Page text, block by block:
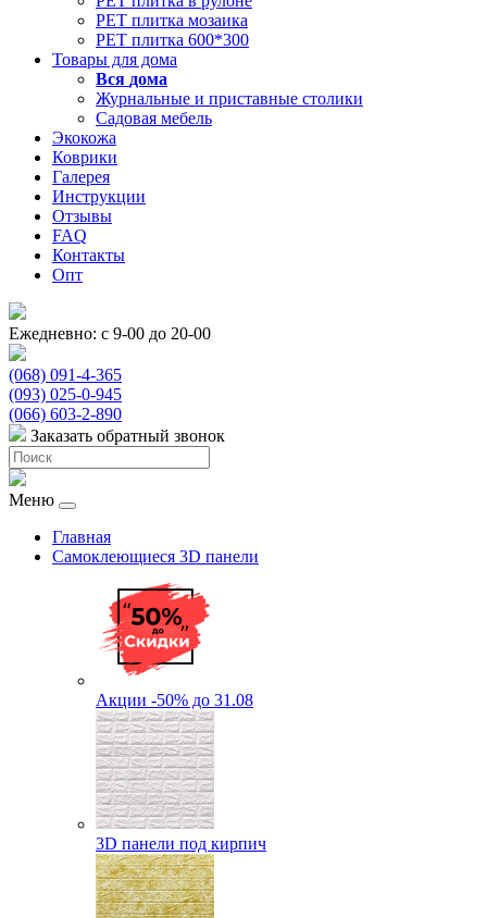
РЕТ плитка мозаика
РЕТ плитка 600*300
Товары для дома
Вся дома
Журнальные и приставные столики
Садовая мебель
Экокожа
Коврики
Галерея
Инструкции
Отзывы
FAQ
Контакты
Опт
Ежедневно: с 9-00 до 20-00
(068) 091-4-365
(093) 025-0-945
(066) 603-2-890
Заказать обратный звонок
Меню
Главная
Самоклеющиеся 3D панели
Акции -50% до 31.08
3D панели под кирпич